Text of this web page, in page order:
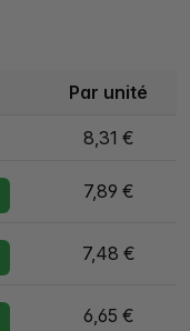
Par unité
8,31 €
7,89 €
7,48 €
6,65 €